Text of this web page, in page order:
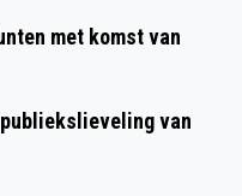
met komst van
van